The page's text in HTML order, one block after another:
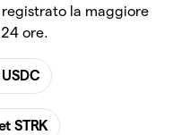
la maggiore
ore.
STRK